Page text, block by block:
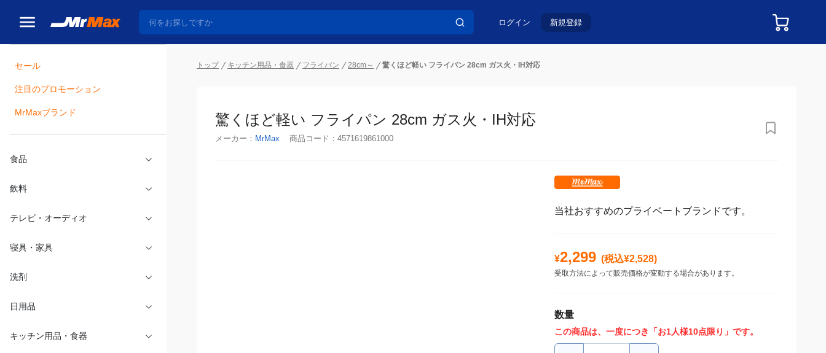
ログイン 新規登録
セール
注目のプロモーション
MrMaxブランド
食品
飲料
トップ キッチン用品・食器 フライパン 28cm～ 驚くほど軽い フライパン 28cm ガス火・IH対応
驚くほど軽い フライパン 28cm ガス火・IH対応
メーカー： MrMax 商品コード： 4571619861000
当社おすすめのプライベートブランドです。
¥2,299 (税込¥2,528)
受取方法によって販売価格が変動する場合があります。
数量
この商品は、一度につき「お1人様10点限り」です。